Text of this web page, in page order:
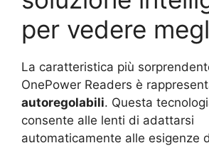
per vedere
La caratteristica più
OnePower Readers è
autoregolabili. Questa
consente alle lenti di adattarsi
automaticamente alle esigenze